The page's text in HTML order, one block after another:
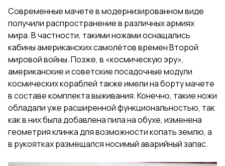
Современные мачете в модернизированном виде
получили распространение в различных армиях
мира. В частности, такими ножами оснащались
кабины американских самолётов времен Второй
мировой войны. Позже, в «космическую эру»,
американские и советские посадочные модули
космических кораблей также имели на борту мачете
в составе комплекта выживания. Конечно, такие ножи
обладали уже расширенной функциональностью, так
как в них была добавлена пила на обухе, изменена
геометрия клинка для возможности копать землю, а
в рукоятках размещался носимый аварийный запас.